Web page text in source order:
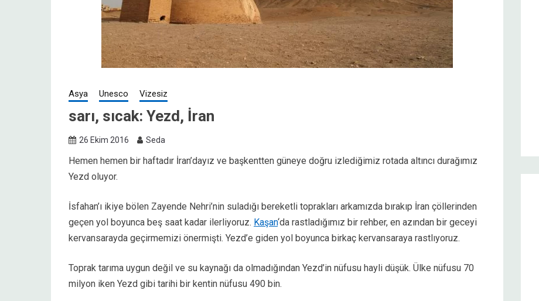
Asya Unesco Vizesiz
sarı, sıcak: Yezd, İran
26 Ekim 2016 Seda
Hemen hemen bir haftadır İran’dayız ve başkentten güneye doğru izlediğimiz rotada altıncı durağımız
Yezd oluyor.
İsfahan’ı ikiye bölen Zayende Nehri’nin suladığı bereketli toprakları arkamızda bırakıp İran çöllerinden
geçen yol boyunca beş saat kadar ilerliyoruz. Kaşan‘da rastladığımız bir rehber, en azından bir geceyi
kervansarayda geçirmemizi önermişti. Yezd’e giden yol boyunca birkaç kervansaraya rastlıyoruz.
Toprak tarıma uygun değil ve su kaynağı da olmadığından Yezd’in nüfusu hayli düşük. Ülke nüfusu 70
milyon iken Yezd gibi tarihi bir kentin nüfusu 490 bin.